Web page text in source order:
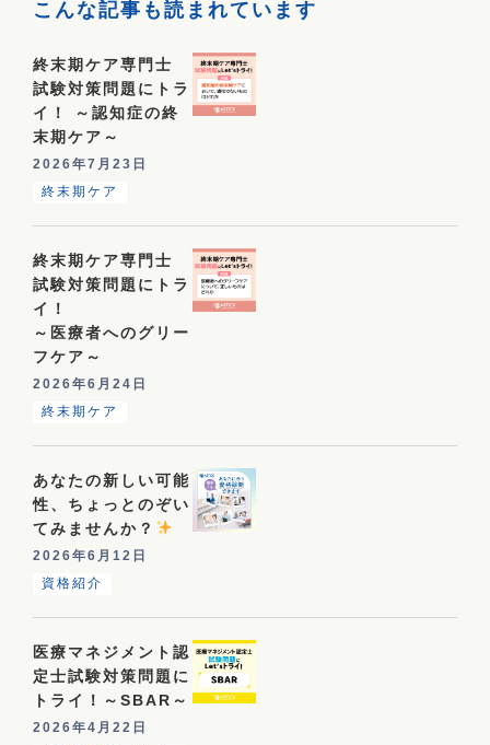
こんな記事も読まれています
終末期ケア専門士
試験対策問題にトラ
イ！ ～認知症の終
末期ケア～
2026年7月23日
終末期ケア
終末期ケア専門士
試験対策問題にトラ
イ！
～医療者へのグリー
フケア～
2026年6月24日
終末期ケア
あなたの新しい可能
性、ちょっとのぞい
てみませんか？
2026年6月12日
資格紹介
医療マネジメント認
定士試験対策問題に
トライ！～SBAR～
2026年4月22日